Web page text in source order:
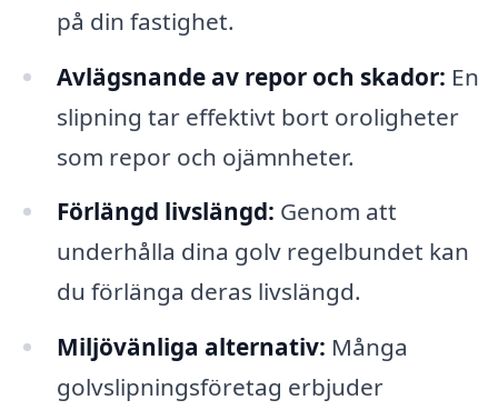
på din fastighet.
Avlägsnande av repor och skador: En
slipning tar effektivt bort oroligheter
som repor och ojämnheter.
Förlängd livslängd: Genom att
underhålla dina golv regelbundet kan
du förlänga deras livslängd.
Miljövänliga alternativ: Många
golvslipningsföretag erbjuder